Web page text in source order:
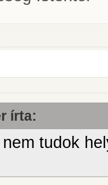
írta:
nem tudok